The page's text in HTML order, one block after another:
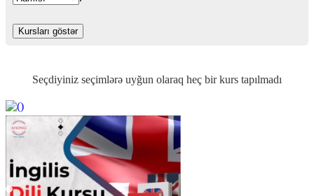
Seçdiyiniz seçimlərə uyğun olaraq heç bir kurs tapılmadı
https://wa.me/994552244433